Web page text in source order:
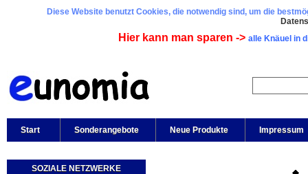
Diese Website benutzt Cookies, die notwendig sind, um die
Hier kann man sparen -> alle Knäuel in
Start Sonderangebote Neue Produkte Impressum
SOZIALE NETZWERKE